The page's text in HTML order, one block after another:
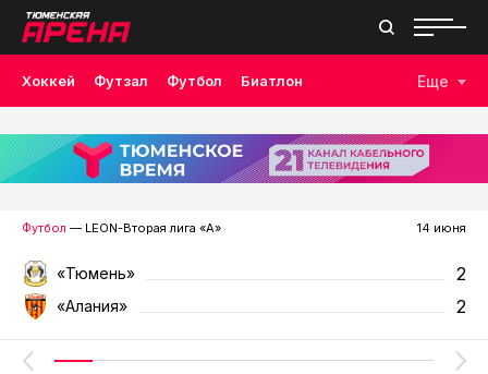
Хоккей Футзал Футбол Биатлон
Лыжные гонки Волейбол Плавание Дзюдо
Скалолазание Велоспорт Бокс
Еще
Футбол — LEON-Вторая лига «А» 14 июня
«Тюмень» 2
«Алания» 2